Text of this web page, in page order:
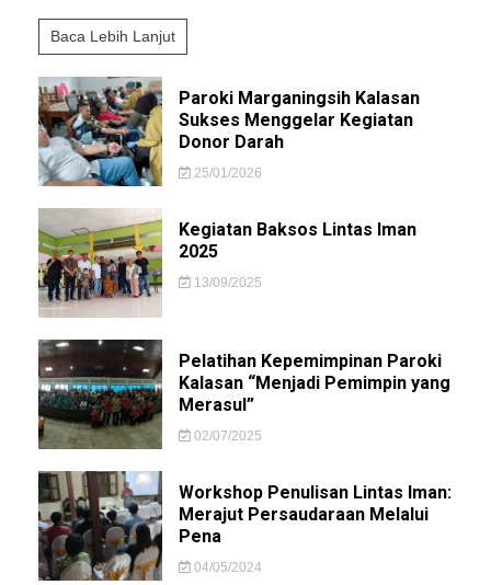
Baca Lebih Lanjut
Paroki Marganingsih Kalasan
Sukses Menggelar Kegiatan
Donor Darah
25/01/2026
Kegiatan Baksos Lintas Iman
2025
13/09/2025
Pelatihan Kepemimpinan Paroki
Kalasan “Menjadi Pemimpin yang
Merasul”
02/07/2025
Workshop Penulisan Lintas Iman:
Merajut Persaudaraan Melalui
Pena
04/05/2024